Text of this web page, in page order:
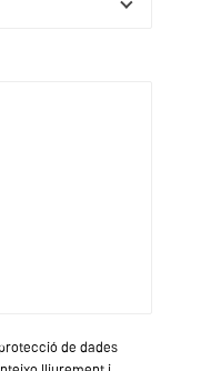
de dades